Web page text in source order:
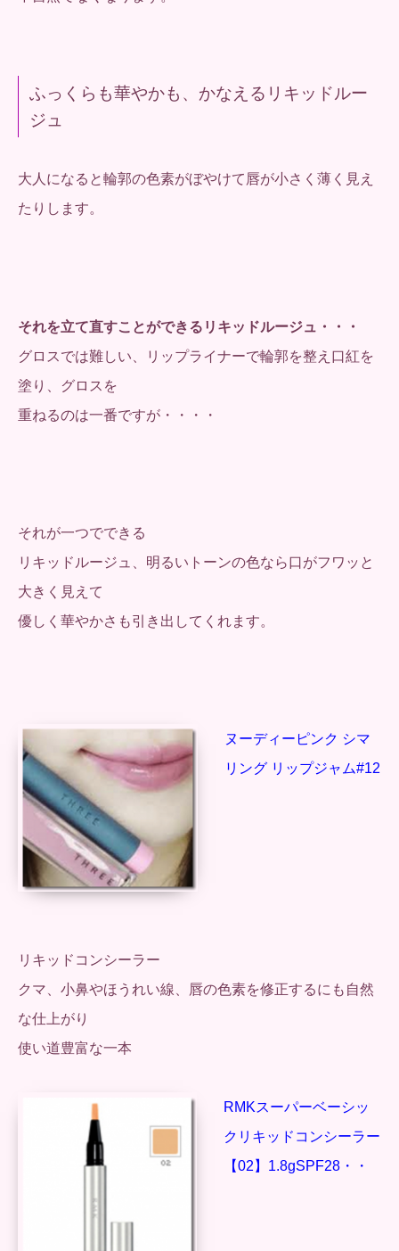
ふっくらも華やかも、かなえるリキッドルー
ジュ
大人になると輪郭の色素がぼやけて唇が小さく薄く見え
たりします。
それを立て直すことができるリキッドルージュ・・・
グロスでは難しい、リップライナーで輪郭を整え口紅を
塗り、グロスを
重ねるのは一番ですが・・・・
それが一つでできる
リキッドルージュ、明るいトーンの色なら口がフワッと
大きく見えて
優しく華やかさも引き出してくれます。
ヌーディーピンク シマ
リング リップジャム#12
リキッドコンシーラー
クマ、小鼻やほうれい線、唇の色素を修正するにも自然
な仕上がり
使い道豊富な一本
RMKスーパーベーシッ
クリキッドコンシーラー
【02】1.8gSPF28・・